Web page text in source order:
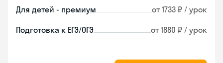
Для детей - премиум от 1733 ₽ / урок
Подготовка к ЕГЭ/ОГЭ от 1880 ₽ / урок